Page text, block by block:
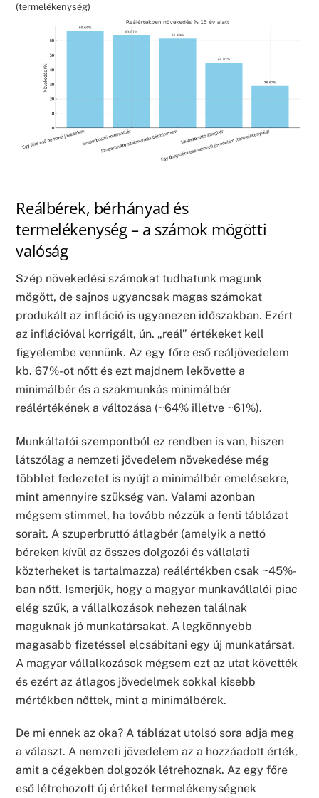
(termelékenység)
Reálbérek, bérhányad és
termelékenység – a számok mögötti
valóság
Szép növekedési számokat tudhatunk magunk
mögött, de sajnos ugyancsak magas számokat
produkált az infláció is ugyanezen időszakban. Ezért
az inflációval korrigált, ún. „reál” értékeket kell
figyelembe vennünk. Az egy főre eső reáljövedelem
kb. 67%-ot nőtt és ezt majdnem lekövette a
minimálbér és a szakmunkás minimálbér
reálértékének a változása (~64% illetve ~61%).
Munkáltatói szempontból ez rendben is van, hiszen
látszólag a nemzeti jövedelem növekedése még
többlet fedezetet is nyújt a minimálbér emelésekre,
mint amennyire szükség van. Valami azonban
mégsem stimmel, ha tovább nézzük a fenti táblázat
sorait. A szuperbruttó átlagbér (amelyik a nettó
béreken kívül az összes dolgozói és vállalati
közterheket is tartalmazza) reálértékben csak ~45%-
ban nőtt. Ismerjük, hogy a magyar munkavállalói piac
elég szűk, a vállalkozások nehezen találnak
maguknak jó munkatársakat. A legkönnyebb
magasabb fizetéssel elcsábítani egy új munkatársat.
A magyar vállalkozások mégsem ezt az utat követték
és ezért az átlagos jövedelmek sokkal kisebb
mértékben nőttek, mint a minimálbérek.
De mi ennek az oka? A táblázat utolsó sora adja meg
a választ. A nemzeti jövedelem az a hozzáadott érték,
amit a cégekben dolgozók létrehoznak. Az egy főre
eső létrehozott új értéket termelékenységnek